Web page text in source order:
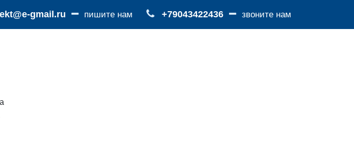
gmail.ru пишите нам +79043422436 звоните нам